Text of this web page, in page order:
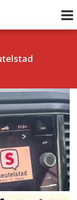
Volgend uur